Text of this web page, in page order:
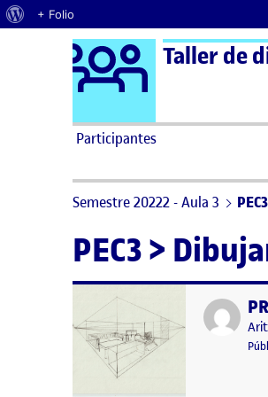
Acerca de WordPress
+ Folio
Saltar al contenido Logo Ágora
Taller de
Participantes
Semestre 20222 - Aula 3
PEC3 >
Publicado